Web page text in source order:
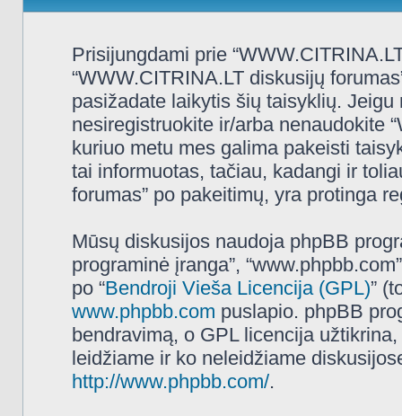
Prisijungdami prie
“WWW.CITRINA.LT diskusijų
pasižadate laikytis šių taisyklių.
nesiregistruokite ir/arba nenaudokite
kuriuo metu mes galima pakeisti
tai informuotas, tačiau, kadangi ir
forumas” po pakeitimų, yra protinga
Mūsų diskusijos naudoja phpBB
programinė įranga”,
po “Bendroji Vieša Licencija (GPL)”
www.phpbb.com puslapio. phpBB
bendravimą, o GPL licencija
leidžiame ir ko neleidžiame
http://www.phpbb.com/.